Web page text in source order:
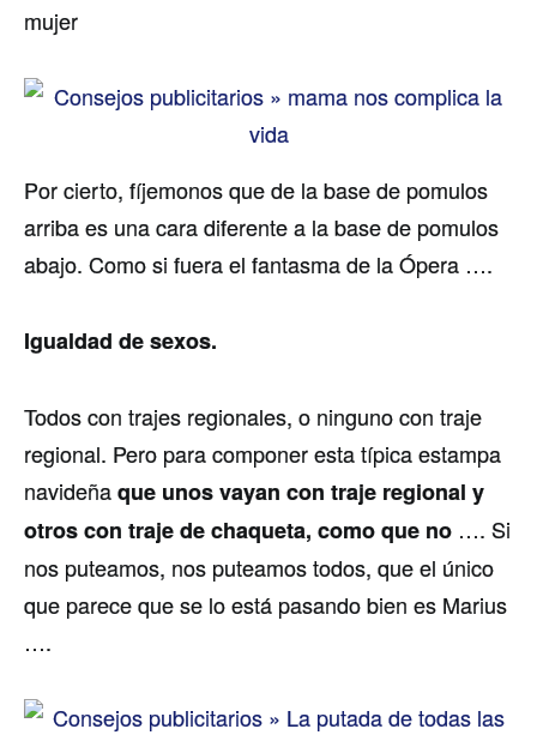
mujer
Por cierto, fíjemonos que de la base de pomulos
arriba es una cara diferente a la base de pomulos
abajo. Como si fuera el fantasma de la Ópera ….
Igualdad de sexos.
Todos con trajes regionales, o ninguno con traje
regional. Pero para componer esta típica estampa
navideñaque unos vayan con traje regional y
otros con traje de chaqueta, como que no …. Si
nos puteamos, nos puteamos todos, que el único
que parece que se lo está pasando bien es Marius
….